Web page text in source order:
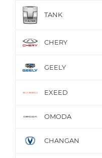
TANK
CHERY
GEELY
EXEED
OMODA
CHANGAN